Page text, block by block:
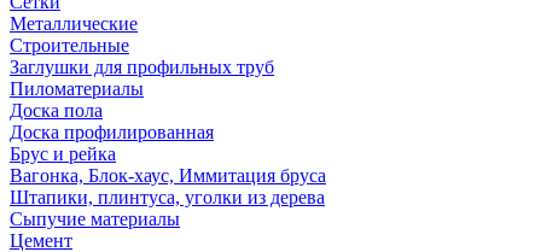
Металлические
Строительные
Заглушки для профильных труб
Пиломатериалы
Доска пола
Доска профилированная
Брус и рейка
Вагонка, Блок-хаус, Иммитация бруса
Штапики, плинтуса, уголки из дерева
Сыпучие материалы
Цемент